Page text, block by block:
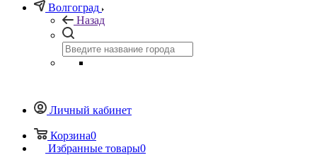
Волгоград
Назад
Личный кабинет
Корзина0
Избранные товары0